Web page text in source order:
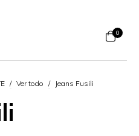
0
/ Ver todo / Jeans Fusili